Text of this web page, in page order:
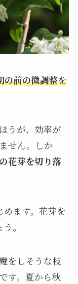
の前の微調整を
うが、効率が
せん。しか
花芽を切り落
ます。花芽を
。
をしそうな枝
す。夏から秋